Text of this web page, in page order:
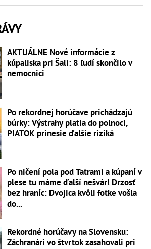
AKTUÁLNE Nové informácie z
kúpaliska pri Šali: 8 ľudí skončilo v
nemocnici
Po rekordnej horúčave prichádzajú
búrky: Výstrahy platia do polnoci,
PIATOK prinesie ďalšie riziká
Po ničení pola pod Tatrami a kúpaní v
plese tu máme ďalší nešvár! Drzosť
bez hraníc: Dvojica kvôli fotke vošla
do...
Rekordné horúčavy na Slovensku:
Záchranári vo štvrtok zasahovali pri